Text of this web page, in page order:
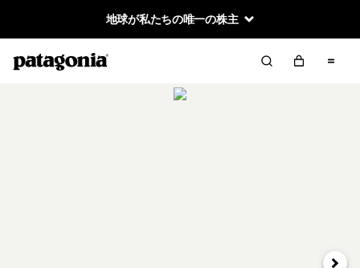
地球が私たちの唯一の株主
次へ